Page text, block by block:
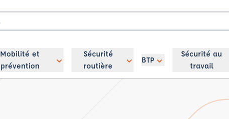
Mobilité et
prévention
Sécurité
routière
BTP
Sécurité au
travail